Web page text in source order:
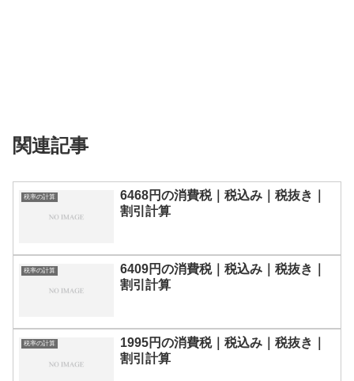
関連記事
税率の計算
6468円の消費税｜税込み｜税抜き｜
割引計算
税率の計算
6409円の消費税｜税込み｜税抜き｜
割引計算
税率の計算
1995円の消費税｜税込み｜税抜き｜
割引計算